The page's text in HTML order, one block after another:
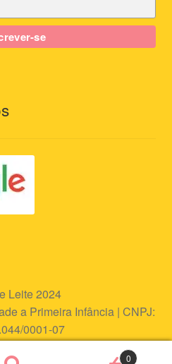
Leite 2024
a Primeira Infância | CNPJ:
0001-07
0